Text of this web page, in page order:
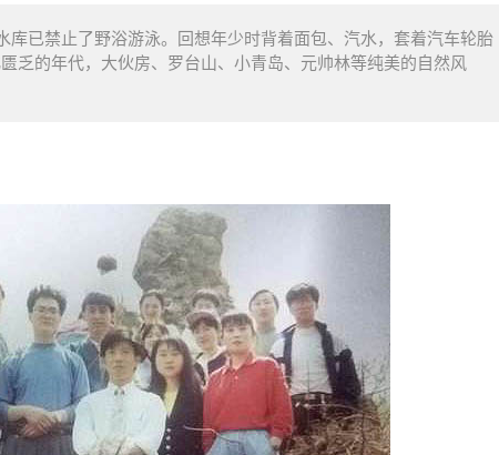
库已禁止了野浴游泳。回想年少时背着面包、汽水，套着汽车轮胎
乏的年代，大伙房、罗台山、小青岛、元帅林等纯美的自然风